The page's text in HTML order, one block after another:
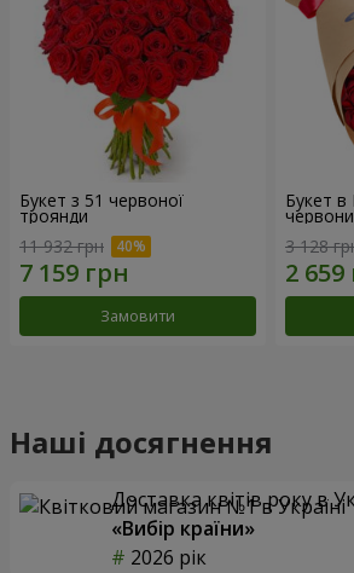
Букет з 51 червоної
троянди
11 932 грн
Замовити
Букет в
3 128
Наші досягнення
Доставка квітів року в
«Вибір країни»
2026 рік